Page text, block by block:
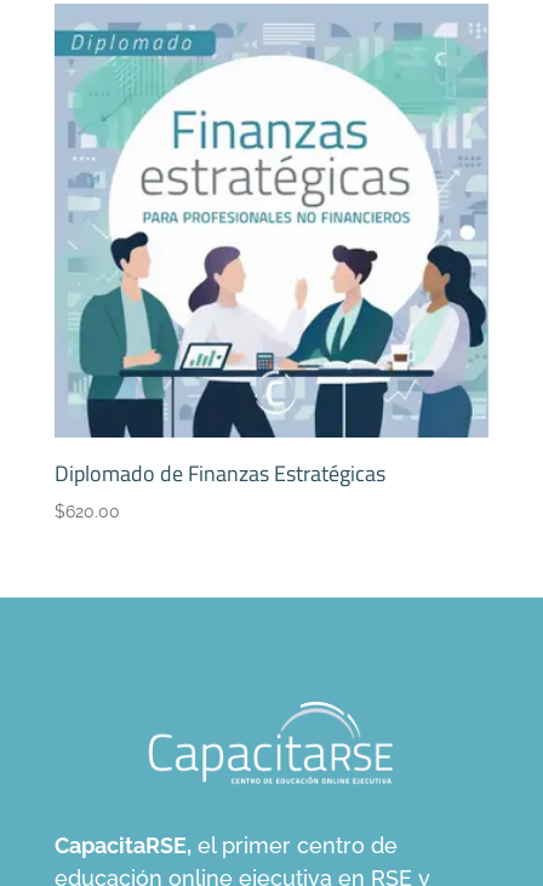
Diplomado de Finanzas Estratégicas
$620.00
CapacitaRSE, el primer centro de
educación online ejecutiva en RSE y